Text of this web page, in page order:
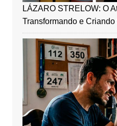
LÁZARO STRELOW: O
Transformando e